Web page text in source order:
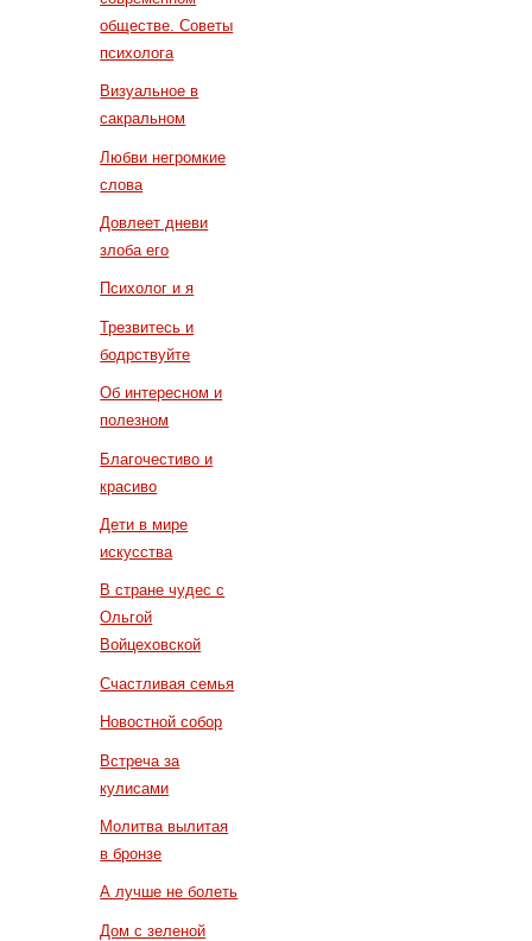
обществе. Советы
психолога
Визуальное в
сакральном
Любви негромкие
слова
Довлеет дневи
злоба его
Психолог и я
Трезвитесь и
бодрствуйте
Об интересном и
полезном
Благочестиво и
красиво
Дети в мире
искусства
В стране чудес с
Ольгой
Войцеховской
Счастливая семья
Новостной собор
Встреча за
кулисами
Молитва вылитая
в бронзе
А лучше не болеть
Дом с зеленой